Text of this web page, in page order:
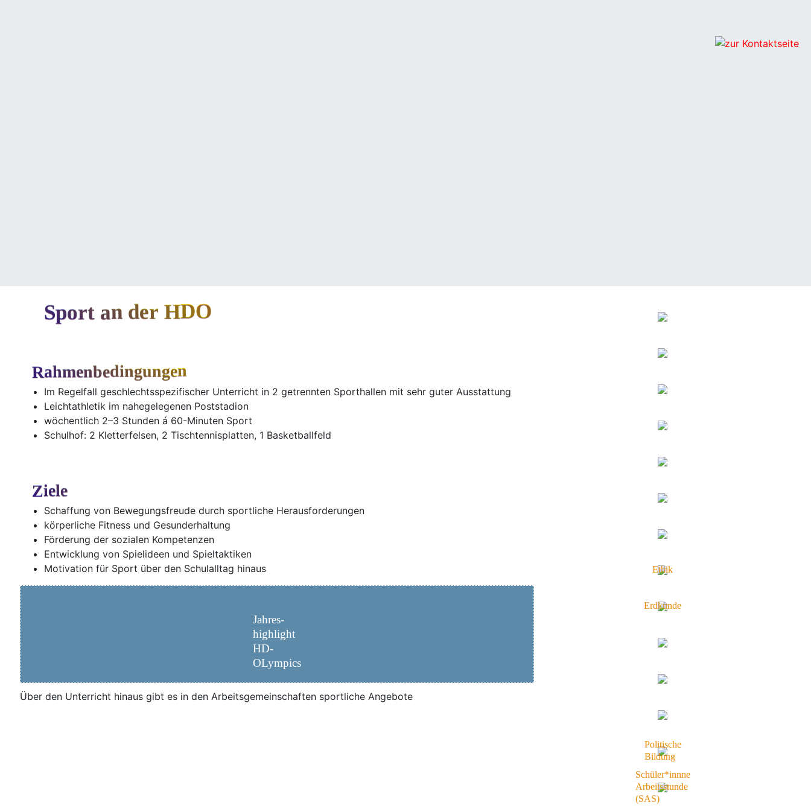
Sport an der HDO
Rahmenbedingungen
Im Regel­fall geschlechts­spe­zi­fi­scher Unter­richt in 2 getrenn­ten Sport­hal­len mit sehr guter Ausstattung
Leicht­ath­le­tik im nahe­ge­le­ge­nen Poststadion
wöchent­lich 2–3 Stun­den á 60-Minuten Sport
Schul­hof: 2 Klet­ter­fel­sen, 2 Tisch­ten­nis­plat­ten, 1 Basketballfeld
Ziele
Schaf­fung von Bewe­gungs­freu­de durch sport­li­che Herausforderungen
kör­per­li­che Fit­ness und Gesunderhaltung
För­de­rung der sozia­len Kompetenzen
Ent­wick­lung von Spiel­ideen und Spieltaktiken
Moti­va­ti­on für Sport über den Schul­all­tag hinaus
Jah­res­
high­light
HD-
OLympics
Über den Unter­richt hin­aus gibt es in den Arbeits­ge­mein­schaf­ten sport­li­che Angebote
Ethik
Erdkunde
Politische
Bildung
Schüler*innne
Arbeitsstunde
(SAS)